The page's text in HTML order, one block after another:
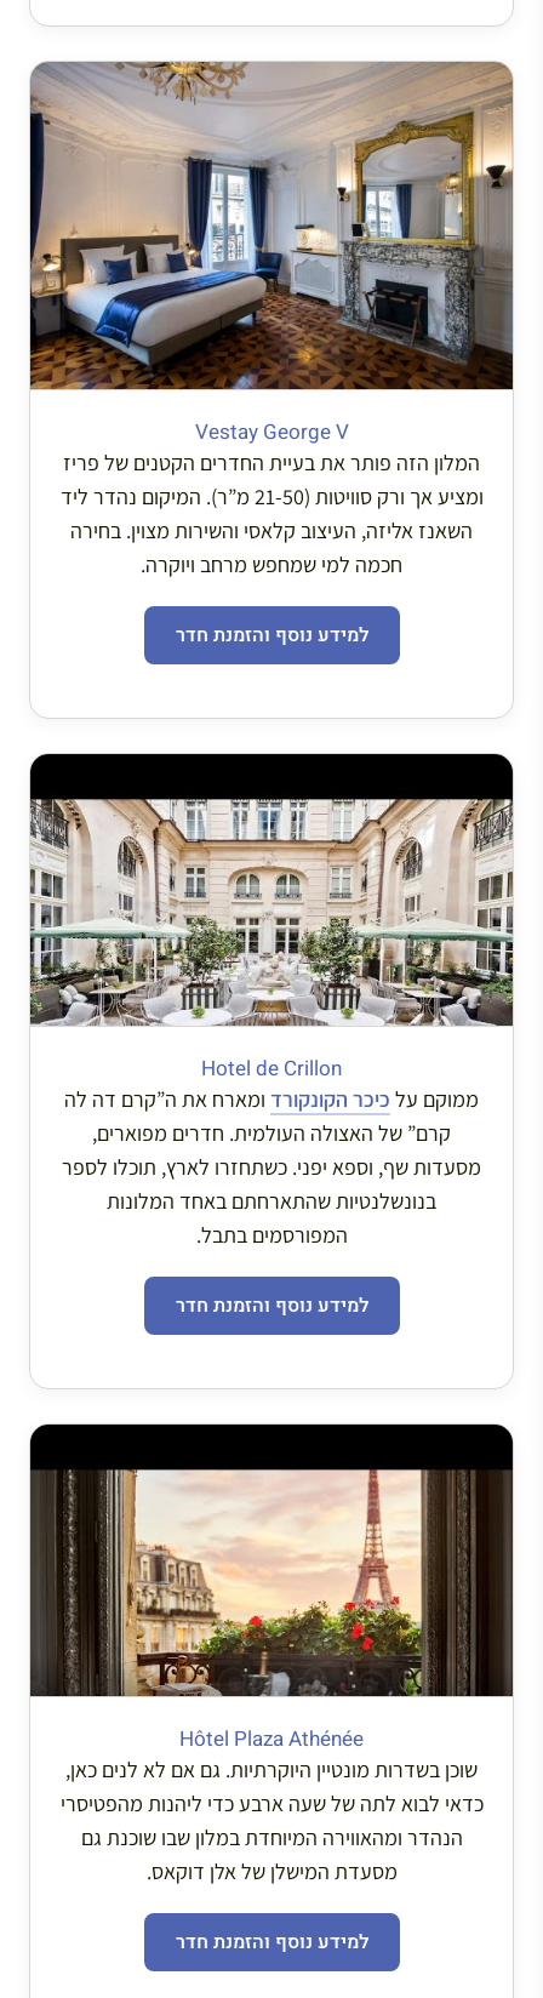
Vestay George V
המלון הזה פותר את בעיית החדרים הקטנים של פריז
ומציע אך ורק סוויטות (21-50 מ”ר). המיקום נהדר ליד
השאנז אליזה, העיצוב קלאסי והשירות מצוין. בחירה
חכמה למי שמחפש מרחב ויוקרה.
למידע נוסף והזמנת חדר
Hotel de Crillon
ממוקם על כיכר הקונקורד ומארח את ה”קרם דה לה
קרם” של האצולה העולמית. חדרים מפוארים,
מסעדות שף, וספא יפני. כשתחזרו לארץ, תוכלו לספר
בנונשלנטיות שהתארחתם באחד המלונות
המפורסמים בתבל.
למידע נוסף והזמנת חדר
Hôtel Plaza Athénée
שוכן בשדרות מונטיין היוקרתיות. גם אם לא לנים כאן,
כדאי לבוא לתה של שעה ארבע כדי ליהנות מהפטיסרי
הנהדר ומהאווירה המיוחדת במלון שבו שוכנת גם
מסעדת המישלן של אלן דוקאס.
למידע נוסף והזמנת חדר